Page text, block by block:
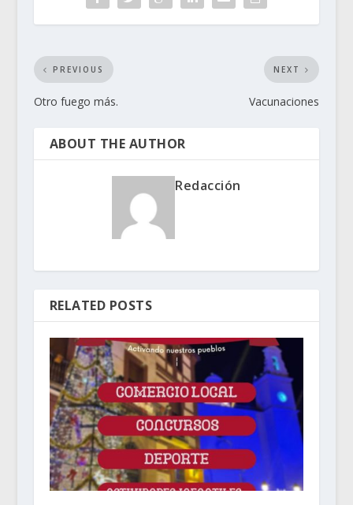
PREVIOUS
Otro fuego más.
NEXT
Vacunaciones
ABOUT THE AUTHOR
Redacción
RELATED POSTS